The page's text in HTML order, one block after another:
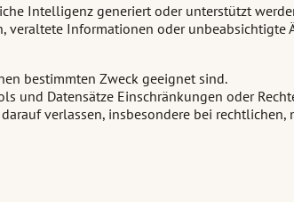
Intelligenz generiert oder unterstützt
Informationen oder unbeabsichtigte
bestimmten Zweck geeignet sind.
und Datensätze Einschränkungen oder
verlassen, insbesondere bei